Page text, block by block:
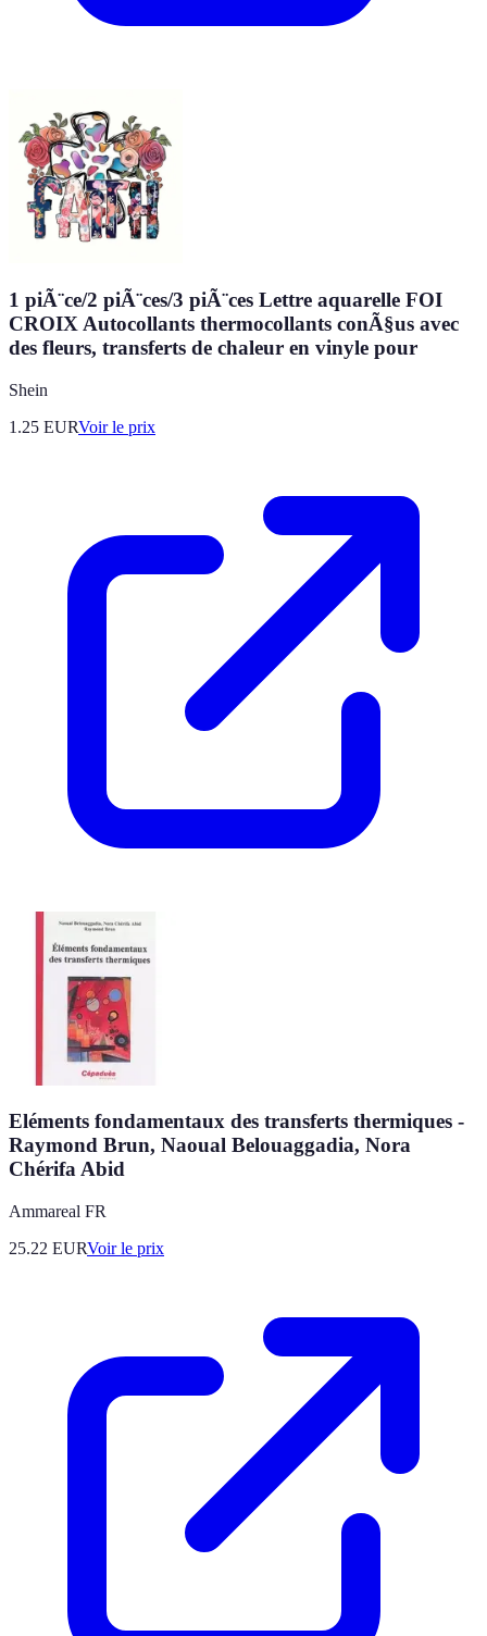
1 piÃ¨ce/2 piÃ¨ces/3 piÃ¨ces Lettre aquarelle FOI
CROIX Autocollants thermocollants conÃ§us avec
des fleurs, transferts de chaleur en vinyle pour
Shein
1.25 EURVoir le prix
Eléments fondamentaux des transferts thermiques -
Raymond Brun, Naoual Belouaggadia, Nora
Chérifa Abid
Ammareal FR
25.22 EURVoir le prix